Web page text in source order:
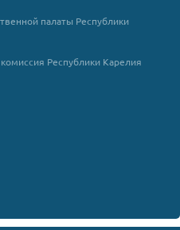
палаты Республики
Республики Карелия